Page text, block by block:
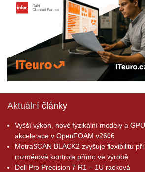
Aktuální články
Vyšší výkon, nové fyzikální modely a GPU
akcelerace v OpenFOAM v2606
MetraSCAN BLACK2 zvyšuje flexibilitu při
rozměrové kontrole přímo ve výrobě
Dell Pro Precision 7 R1 – 1U racková